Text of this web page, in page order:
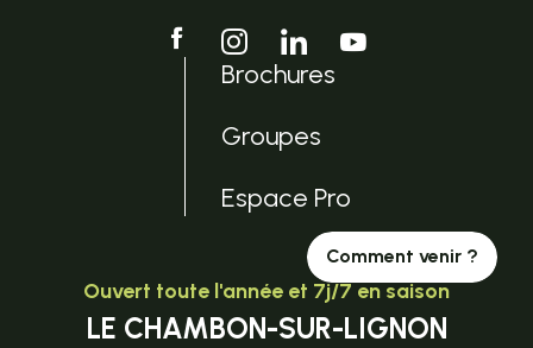
Brochures
Groupes
Espace Pro
Comment venir ?
Ouvert toute l'année et 7j/7 en saison
LE CHAMBON-SUR-LIGNON